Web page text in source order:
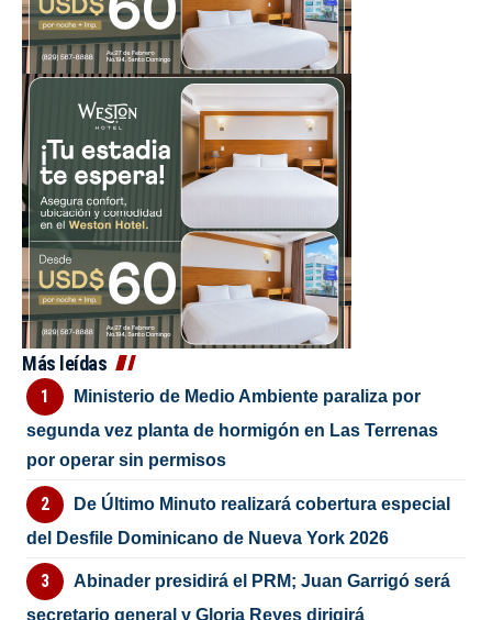
Más leídas
Ministerio de Medio Ambiente paraliza por
segunda vez planta de hormigón en Las Terrenas
por operar sin permisos
De Último Minuto realizará cobertura especial
del Desfile Dominicano de Nueva York 2026
Abinader presidirá el PRM; Juan Garrigó será
secretario general y Gloria Reyes dirigirá